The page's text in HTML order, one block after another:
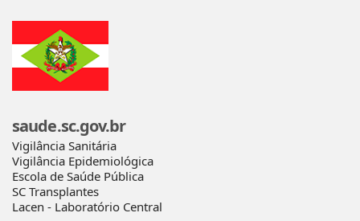
saude.sc.gov.br
Vigilância Sanitária
Vigilância Epidemiológica
Escola de Saúde Pública
SC Transplantes
Lacen - Laboratório Central